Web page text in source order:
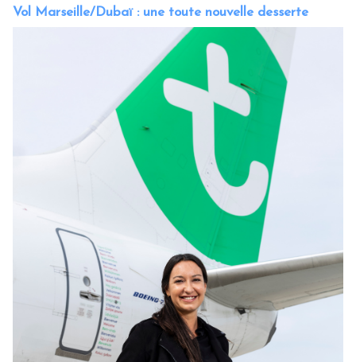
Vol Marseille/Dubaï : une toute nouvelle desserte